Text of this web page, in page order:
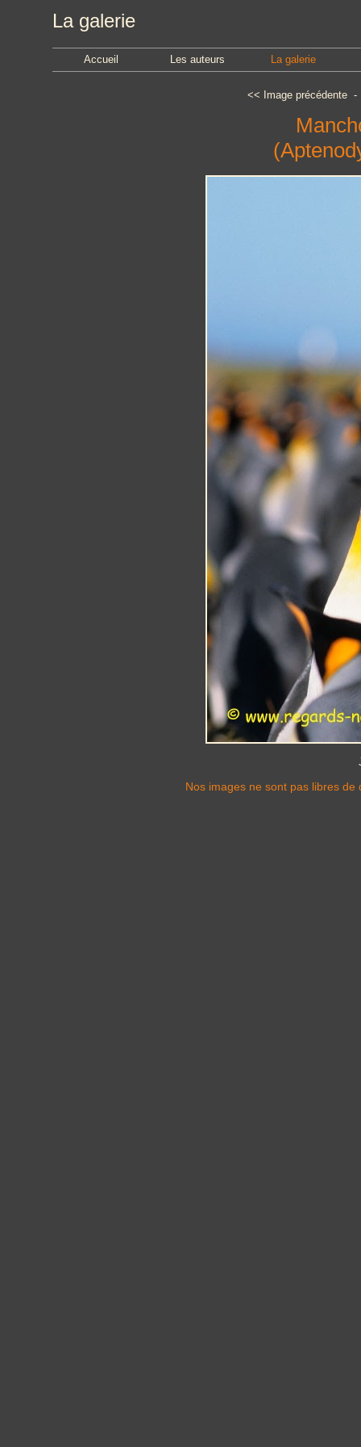
La galerie
Accueil Les auteurs La galerie
<< Image précédente
Nos images ne sont pas libres